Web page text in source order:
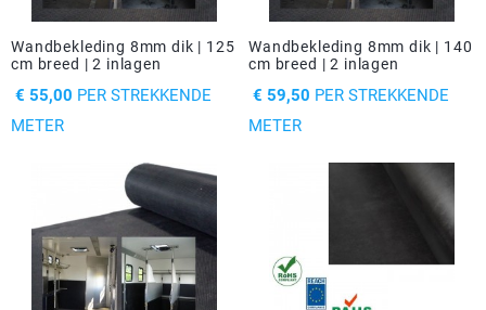
Driehoek/Wig profielen
Silicone U Profielen
Luikenpakking
Oploopprofielen
Hoekprofielen
O-ringen
Schoonmaakmiddel
Wandbekleding 8mm dik | 125
cm breed | 2 inlagen
€ 55,00 PER STREKKENDE
METER
PRIJS
Wandbekleding 8mm dik | 140
cm breed | 2 inlagen
€ 59,50 PER STREKKENDE
METER
PRIJS